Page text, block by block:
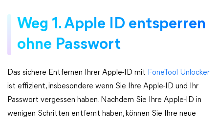
Weg 1. Apple ID entsperren
ohne Passwort
Das sichere Entfernen Ihrer Apple-ID mit FoneTool Unlocker
ist effizient, insbesondere wenn Sie Ihre Apple-ID und Ihr
Passwort vergessen haben. Nachdem Sie Ihre Apple-ID in
wenigen Schritten entfernt haben, können Sie Ihre neue